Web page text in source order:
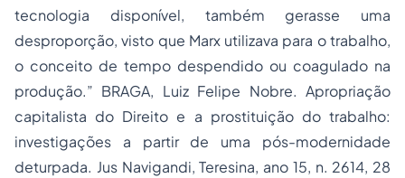
tecnologia disponível, também gerasse uma
desproporção, visto que Marx utilizava para o trabalho,
o conceito de tempo despendido ou coagulado na
produção.” BRAGA, Luiz Felipe Nobre. Apropriação
capitalista do Direito e a prostituição do trabalho:
investigações a partir de uma pós-modernidade
deturpada. Jus Navigandi, Teresina, ano 15, n. 2614, 28